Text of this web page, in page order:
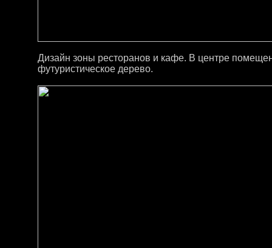
Дизайн зоны ресторанов и кафе. В центре
футуристическое дерево.